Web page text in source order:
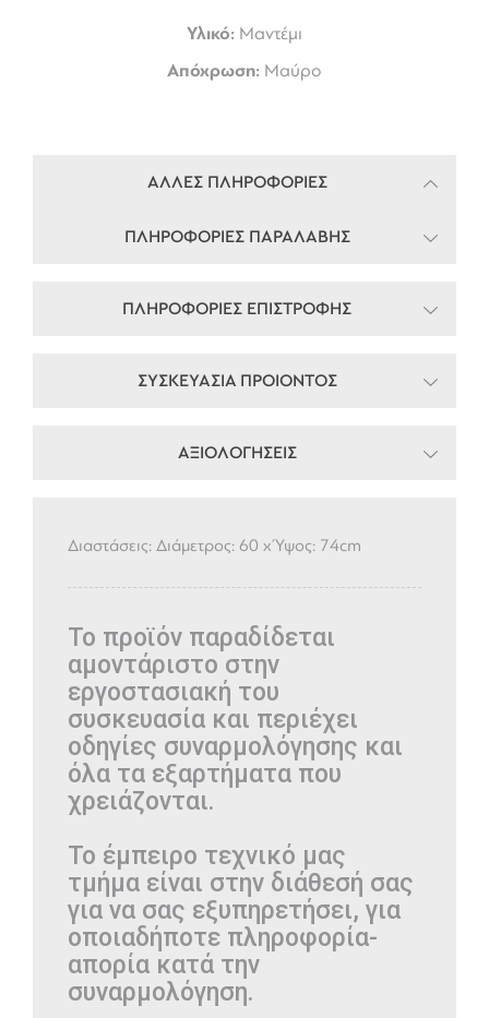
Υλικό: Μαντέμι
Απόχρωση: Μαύρο
ΑΛΛΕΣ ΠΛΗΡΟΦΟΡΙΕΣ
ΠΛΗΡΟΦΟΡΙΕΣ ΠΑΡΑΛΑΒΗΣ
ΠΛΗΡΟΦΟΡΙΕΣ ΕΠΙΣΤΡΟΦΗΣ
ΣΥΣΚΕΥΑΣΙΑ ΠΡΟΙΟΝΤΟΣ
ΑΞΙΟΛΟΓΗΣΕΙΣ
Διαστάσεις: Διάμετρος: 60 x Ύψος: 74cm
Το προϊόν παραδίδεται
αμοντάριστο στην
εργοστασιακή του
συσκευασία και περιέχει
οδηγίες συναρμολόγησης και
όλα τα εξαρτήματα που
χρειάζονται.
Το έμπειρο τεχνικό μας
τμήμα είναι στην διάθεσή σας
για να σας εξυπηρετήσει, για
οποιαδήποτε πληροφορία-
απορία κατά την
συναρμολόγηση.